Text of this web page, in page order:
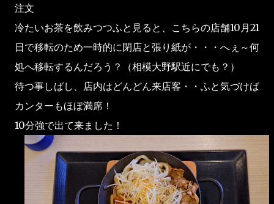
注文
冷たいお茶を飲みつつふと見ると、こちらの店舗10月21
日で移転のため一時的に閉店と張り紙が・・・へぇ～何
処へ移転するんだろう？（相模大野駅近にでも？）
待つ事しばし、店内はどんどん来店客・・ふと気づけば
カンターもほぼ満席！
10分強で出て来ました！